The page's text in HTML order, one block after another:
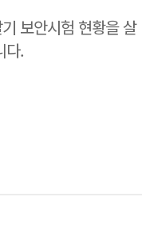
보안시험 현황을 살
다.